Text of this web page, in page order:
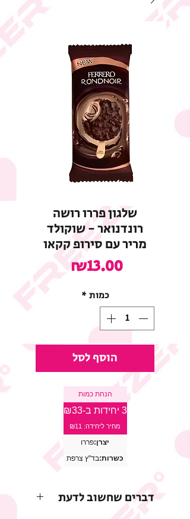
שלגון פררו רושה
רונדנואר - שוקולד
מריר עם סירופ קקאו
₪13.00מחיר
כמות *
הוסף לסל
הנחת כמות
3 יחידות ב-₪33
מחיר ליחידה: ₪11
יצרן:פררו
כשרות:בד"ץ צרפת
דברים שחשוב לדעת